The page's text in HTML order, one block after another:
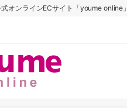
オンラインECサイト「youme online」